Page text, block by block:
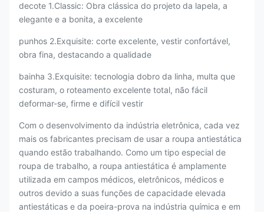
decote 1.Classic: Obra clássica do projeto da lapela, a
elegante e a bonita, a excelente
punhos 2.Exquisite: corte excelente, vestir confortável,
obra fina, destacando a qualidade
bainha 3.Exquisite: tecnologia dobro da linha, multa que
costuram, o roteamento excelente total, não fácil
deformar-se, firme e difícil vestir
Com o desenvolvimento da indústria eletrônica, cada vez
mais os fabricantes precisam de usar a roupa antiestática
quando estão trabalhando. Como um tipo especial de
roupa de trabalho, a roupa antiestática é amplamente
utilizada em campos médicos, eletrônicos, médicos e
outros devido a suas funções de capacidade elevada
antiestáticas e da poeira-prova na indústria química e em